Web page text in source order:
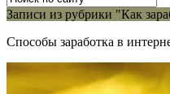
Записи из рубрики "Как
Способы заработка в